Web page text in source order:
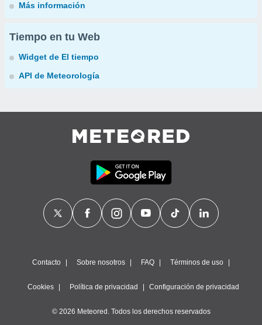
Más información
Tiempo en tu Web
Widget de El tiempo
API de Meteorología
Contacto Sobre nosotros FAQ Términos de uso
Cookies Política de privacidad Configuración de privacidad
© 2026 Meteored. Todos los derechos reservados